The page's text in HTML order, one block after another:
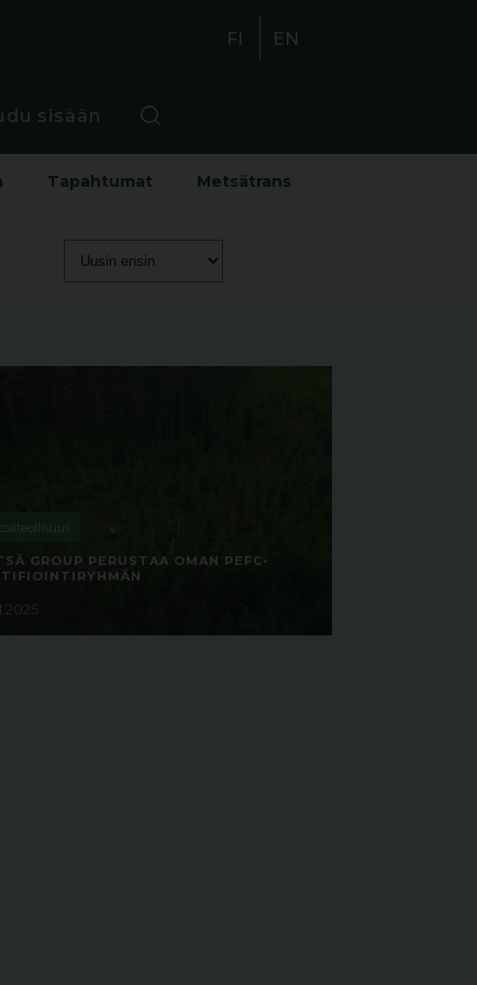
FI EN
sisään
Tapahtumat Metsätrans
GROUP PERUSTAA OMAN PEFC-